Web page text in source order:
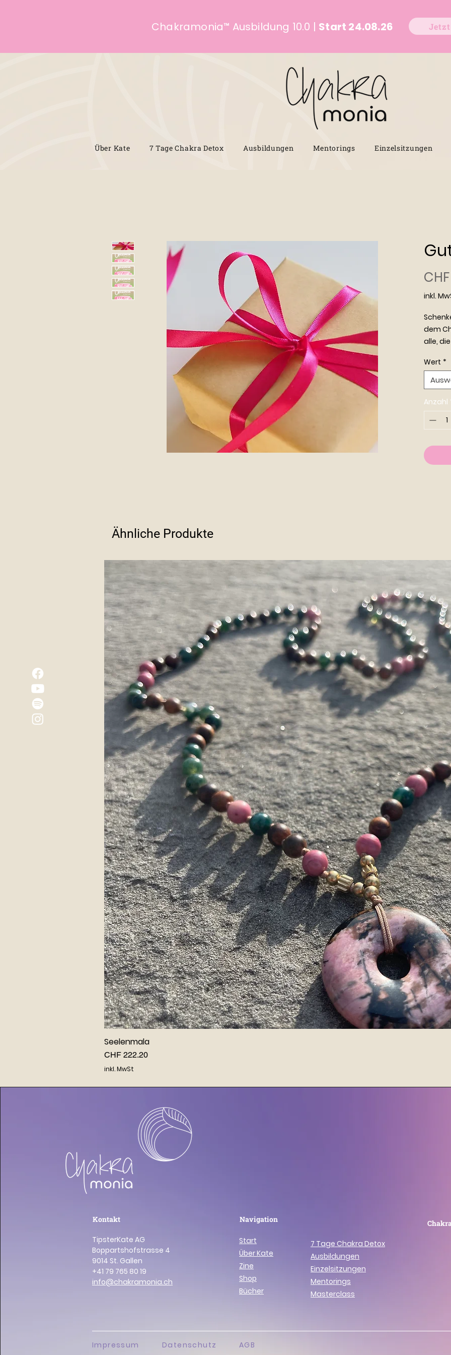
Über Kate 7 Tage Chakra Detox Ausbildungen Mentorings Einzelsitzungen
Chakramonia™ Ausbildung 10.0 | Start 24.08.26 Jetzt
inkl.
dem
alle,
Yoga,
Tür zu
Wert *
Anzahl
Ähnliche Produkte
Seelenmala
Preis
CHF 222.20
inkl. MwSt
Kontakt
TipsterKate AG
Boppartshofstrasse 4
9014 St. Gallen
+41 79 765 80 19
info@chakramonia.ch
Navigation
Start
Über Kate
Zine
Shop
Bücher
7 Tage Chakra Detox
Ausbildungen
Einzelsitzungen
Mentorings
Masterclass
Impressum Datenschutz AGB